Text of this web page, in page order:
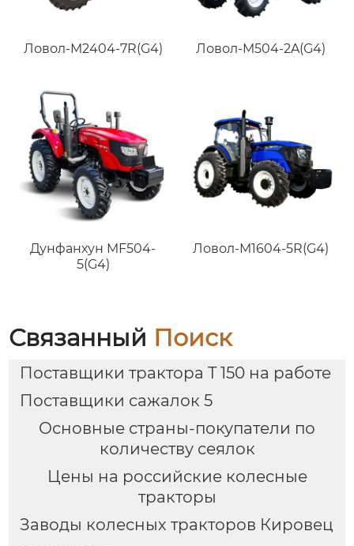
Ловол-M2404-7R(G4) Ловол-M504-2A(G4)
Дунфанхун MF504-
5(G4)
Ловол-M1604-5R(G4)
Связанный Поиск
Поставщики трактора T 150 на работе
Поставщики сажалок 5
Основные страны-покупатели по
количеству сеялок
Цены на российские колесные
тракторы
Заводы колесных тракторов Кировец